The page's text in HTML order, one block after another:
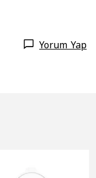
Yorum Yap